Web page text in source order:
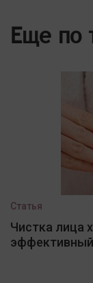
Еще по
Статья
Чистка лица